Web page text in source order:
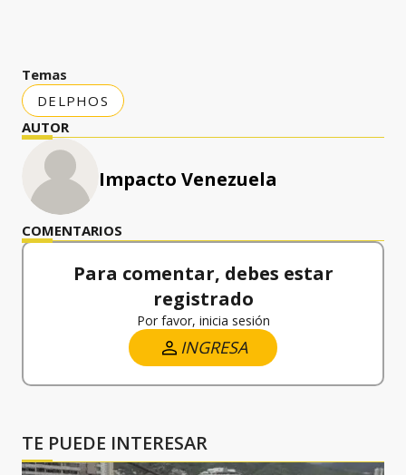
Temas
DELPHOS
AUTOR
Impacto Venezuela
COMENTARIOS
Para comentar, debes estar
registrado
Por favor, inicia sesión
INGRESA
TE PUEDE INTERESAR